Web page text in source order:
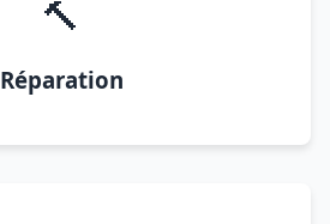
🔨
Réparation